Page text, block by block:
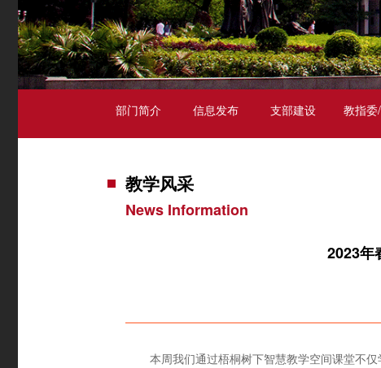
部门简介 信息发布 支部建设 教指委
教学风采
News Information
2023年
本周我们通过梧桐树下智慧教学空间课堂不